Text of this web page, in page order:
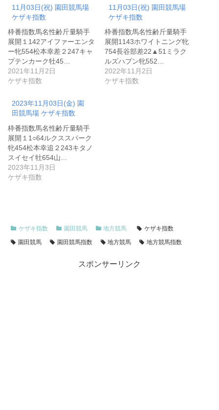
11月03日(祝) 園田競馬場
ケザキ指数
枠番指数馬名性齢斤量騎手
展開１142アイファーエンタ
ー牝554松本幸差２247キャ
プテンカーク牡45…
2021年11月2日
ケザキ指数
11月03日(祝) 園田競馬場
ケザキ指数
枠番指数馬名性齢斤量騎手
展開1143ホワイトニング牝
754長谷部差22▲51ミラク
ルズハプン牝552…
2022年11月2日
ケザキ指数
2023年11月03日(金) 園
田競馬場 ケザキ指数
枠番指数馬名性齢斤量騎手
展開１1○64ルクススパーク
牝454松本幸追２243キタノ
スイセイ牡654山…
2023年11月3日
ケザキ指数
ケザキ指数 園田競馬 地方競馬
ケザキ指数
園田競馬
園田競馬指数 地方競馬 地方競馬指数
スポンサーリンク